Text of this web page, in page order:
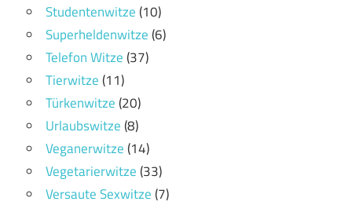
Studentenwitze(10)
Superheldenwitze(6)
Telefon Witze(37)
Tierwitze(11)
Türkenwitze(20)
Urlaubswitze(8)
Veganerwitze(14)
Vegetarierwitze(33)
Versaute Sexwitze(7)